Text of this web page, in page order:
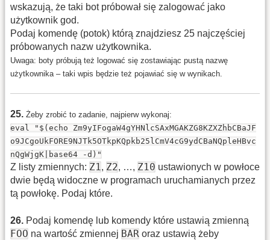
wskazują, że taki bot próbował się zalogować jako
użytkownik god.
Podaj komendę (potok) którą znajdziesz 25 najczęściej
próbowanych nazw użytkownika.
Uwaga: boty próbują też logować się zostawiając pustą nazwę
użytkownika – taki wpis będzie też pojawiać się w wynikach.
25. Żeby zrobić to zadanie, najpierw wykonaj:
eval "$(echo Zm9yIFogaW4gYHNlcSAxMGAKZG8KZXZhbCBaJF
o9JCgoUkFORE9NJTk5OTkpKQpkb25lCmV4cG9ydCBaNQpleHBvc
nQgWjgK|base64 -d)"
Z listy zmiennych: Z1, Z2, …, Z10 ustawionych w powłoce
dwie będą widoczne w programach uruchamianych przez
tą powłokę. Podaj które.
26. Podaj komendę lub komendy które ustawią zmienną
FOO na wartość zmiennej BAR oraz ustawią żeby